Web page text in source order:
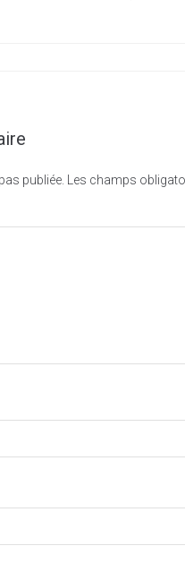
publiée. Les champs